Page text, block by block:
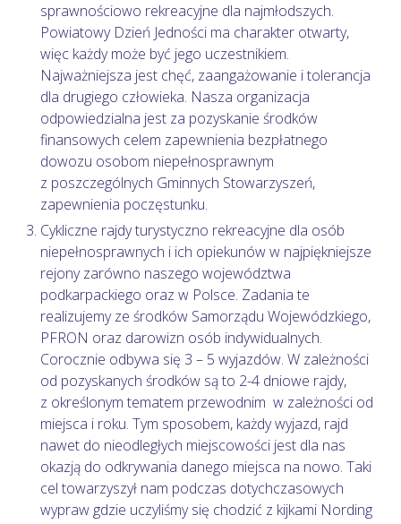
sprawnościowo rekreacyjne dla najmłodszych.
Powiatowy Dzień Jedności ma charakter otwarty,
więc każdy może być jego uczestnikiem.
Najważniejsza jest chęć, zaangażowanie i tolerancja
dla drugiego człowieka. Nasza organizacja
odpowiedzialna jest za pozyskanie środków
finansowych celem zapewnienia bezpłatnego
dowozu osobom niepełnosprawnym
z poszczególnych Gminnych Stowarzyszeń,
zapewnienia poczęstunku.
Cykliczne rajdy turystyczno rekreacyjne dla osób
niepełnosprawnych i ich opiekunów w najpiękniejsze
rejony zarówno naszego województwa
podkarpackiego oraz w Polsce. Zadania te
realizujemy ze środków Samorządu Wojewódzkiego,
PFRON oraz darowizn osób indywidualnych.
Corocznie odbywa się 3 – 5 wyjazdów. W zależności
od pozyskanych środków są to 2-4 dniowe rajdy,
z określonym tematem przewodnim w zależności od
miejsca i roku. Tym sposobem, każdy wyjazd, rajd
nawet do nieodległych miejscowości jest dla nas
okazją do odkrywania danego miejsca na nowo. Taki
cel towarzyszył nam podczas dotychczasowych
wypraw gdzie uczyliśmy się chodzić z kijkami Nording